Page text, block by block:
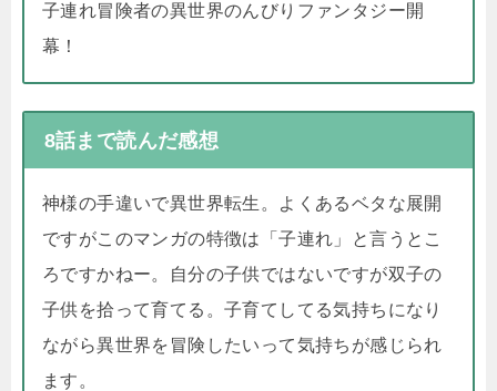
子連れ冒険者の異世界のんびりファンタジー開
幕！
8話まで読んだ感想
神様の手違いで異世界転生。よくあるベタな展開
ですがこのマンガの特徴は「子連れ」と言うとこ
ろですかねー。自分の子供ではないですが双子の
子供を拾って育てる。子育てしてる気持ちになり
ながら異世界を冒険したいって気持ちが感じられ
ます。